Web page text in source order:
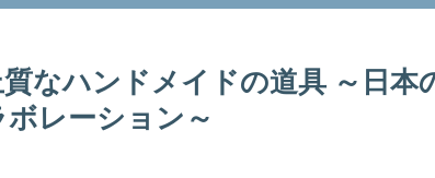
なハンドメイドの道具 ～日本
レーション～